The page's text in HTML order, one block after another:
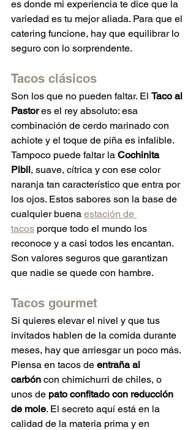
es donde mi experiencia te dice que la
variedad es tu mejor aliada. Para que el
catering funcione, hay que equilibrar lo
seguro con lo sorprendente.
Tacos clásicos
Son los que no pueden faltar. El Taco al
Pastor es el rey absoluto: esa
combinación de cerdo marinado con
achiote y el toque de piña es infalible.
Tampoco puede faltar la Cochinita
Pibil, suave, cítrica y con ese color
naranja tan característico que entra por
los ojos. Estos sabores son la base de
cualquier buena estación de
tacos porque todo el mundo los
reconoce y a casi todos les encantan.
Son valores seguros que garantizan
que nadie se quede con hambre.
Tacos gourmet
Si quieres elevar el nivel y que tus
invitados hablen de la comida durante
meses, hay que arriesgar un poco más.
Piensa en tacos de entraña al
carbón con chimichurri de chiles, o
unos de pato confitado con reducción
de mole. El secreto aquí está en la
calidad de la materia prima y en